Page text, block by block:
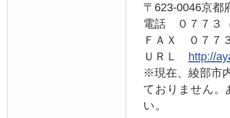
〒623-0046京都
電話 ０７７
ＦＡＸ ０７７
ＵＲＬ http://
※現在、綾部市
ておりません。
い。